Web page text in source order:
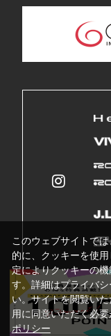
Copyright
このウェブサイトで
的に、クッキーを使
定によりクッキーの
す。詳細はプライバ
い。サイトを閲覧い
用に同意いただく必
ポリシー